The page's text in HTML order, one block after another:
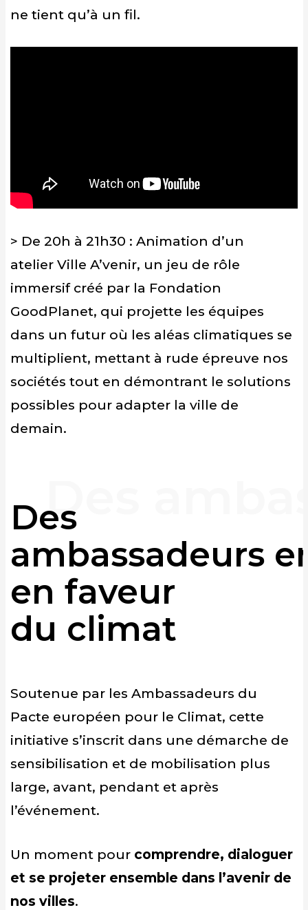
ne tient qu’à un fil.
> De 20h à 21h30 : Animation d’un
atelier Ville A’venir, un jeu de rôle
immersif créé par la Fondation
GoodPlanet, qui projette les équipes
dans un futur où les aléas climatiques se
multiplient, mettant à rude épreuve nos
sociétés tout en démontrant le solutions
possibles pour adapter la ville de
demain.
Des
ambassadeurs
en faveur
du climat
Soutenue par les Ambassadeurs du
Pacte européen pour le Climat, cette
initiative s’inscrit dans une démarche de
sensibilisation et de mobilisation plus
large, avant, pendant et après
l’événement.
Un moment pour comprendre, dialoguer
et se projeter ensemble dans l’avenir de
nos villes.